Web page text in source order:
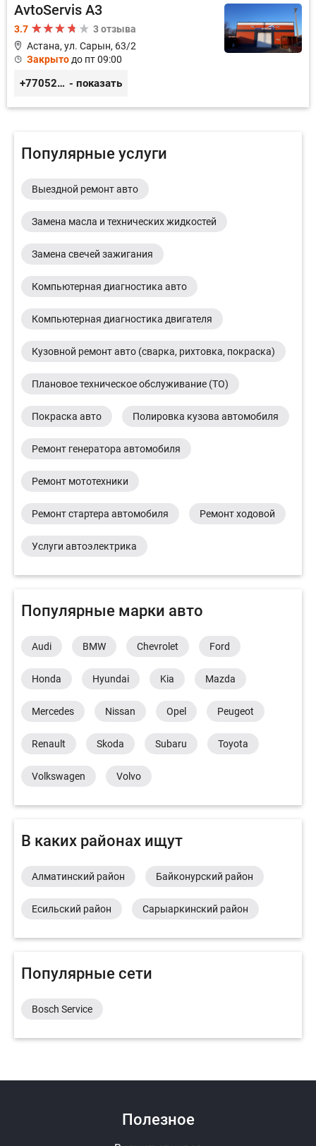
AvtoServis A3
3.7
3 отзыва
Астана, ул. Сарын, 63/2
Закрыто до пт 09:00
+77052327760 - показать
Популярные услуги
Выездной ремонт авто
Замена масла и технических жидкостей
Замена свечей зажигания
Компьютерная диагностика авто
Компьютерная диагностика двигателя
Кузовной ремонт авто (сварка, рихтовка, покраска)
Плановое техническое обслуживание (ТО)
Покраска авто Полировка кузова автомобиля
Ремонт генератора автомобиля
Ремонт мототехники
Ремонт стартера автомобиля Ремонт ходовой
Услуги автоэлектрика
Популярные марки авто
Audi BMW Chevrolet Ford
Honda Hyundai Kia Mazda
Mercedes Nissan Opel Peugeot
Renault Skoda Subaru Toyota
Volkswagen Volvo
В каких районах ищут
Алматинский район Байконурский район
Есильский район Сарыаркинский район
Популярные сети
Bosch Service
Полезное